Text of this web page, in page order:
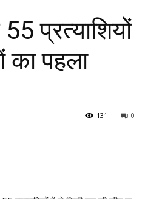
प्रत्याशियों
का पहला
0
131